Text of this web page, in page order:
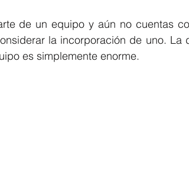
de un equipo y aún no cuentas
la incorporación de uno. La
es simplemente enorme.